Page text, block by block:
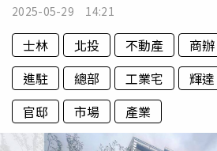
2025-05-29 14:21
士林 北投 不動產 商辦
進駐
總部 工業宅 輝達
官邸
市場 產業